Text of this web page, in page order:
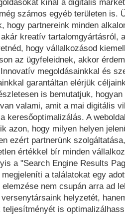
kínál a digitális
számos egyéb területen is.
hogy partnereink minden
kreatív tartalomgyártásról,
hogy vállalkozásod
az ügyfeleidnek, akkor
megoldásainkkal és
garantáltan elérjük
is bemutatjuk,
valami, amit a mai digitális
keresőoptimalizálás. A
azon, hogy milyen helyen
ezért partnerünk
értékkel bír minden
a "Search Engine Results
a találatokat egy
nem csupán arra ad
helyzetét,
teljesítményét is